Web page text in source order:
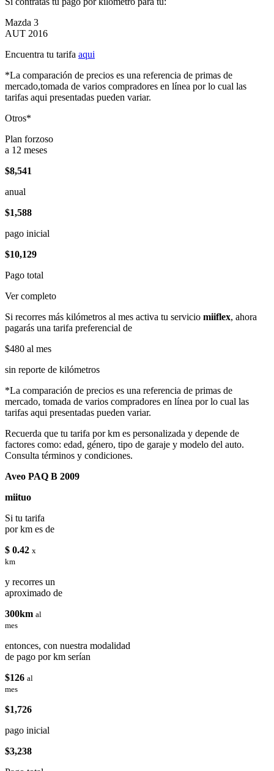
Mazda 3
AUT 2016
Encuentra tu tarifa aqui
*La comparación de precios es una referencia de primas de
mercado,tomada de varios compradores en línea por lo cual las
tarifas aqui presentadas pueden variar.
Otros*
Plan forzoso
a 12 meses
$8,541
anual
$1,588
pago inicial
$10,129
Pago total
Ver completo
Si recorres más kilómetros al mes activa tu servicio miiflex, ahora
pagarás una tarifa preferencial de
$480 al mes
sin reporte de kilómetros
*La comparación de precios es una referencia de primas de
mercado, tomada de varios compradores en línea por lo cual las
tarifas aqui presentadas pueden variar.
Recuerda que tu tarifa por km es personalizada y depende de
factores como: edad, género, tipo de garaje y modelo del auto.
Consulta términos y condiciones.
Aveo PAQ B 2009
miituo
Si tu tarifa
por km es de
$ 0.42 x
km
y recorres un
aproximado de
300km al
mes
entonces, con nuestra modalidad
de pago por km serían
$126 al
mes
$1,726
pago inicial
$3,238